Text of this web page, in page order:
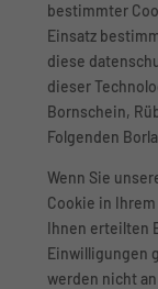
bestimmter
Einsatz
diese
dieser
Bornschein,
Folgenden
Wenn Sie
Cookie in
Ihnen erteilten
Einwilligungen
werden nicht